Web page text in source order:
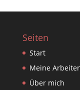
Seiten
Start
Meine
Über mich